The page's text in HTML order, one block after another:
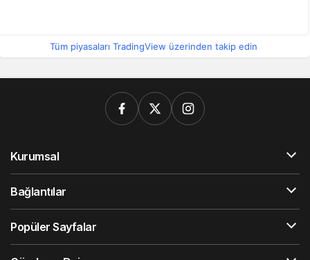
Tüm piyasaları TradingView üzerinden takip edin
Kurumsal
Bağlantılar
Popüler Sayfalar